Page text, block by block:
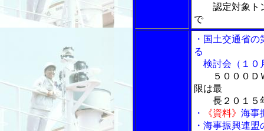
認定対象ト
で
・国土交通省
る
検討会（１０
５０００
限は最
長２０１５
・
《資料》 海事
・海事振興連